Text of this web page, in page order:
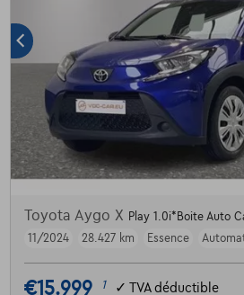
Toyota Aygo X Play 1.0i*Boite Auto
11/2024
28.427 km Essence
€15.999 1 ✓ TVA déductible